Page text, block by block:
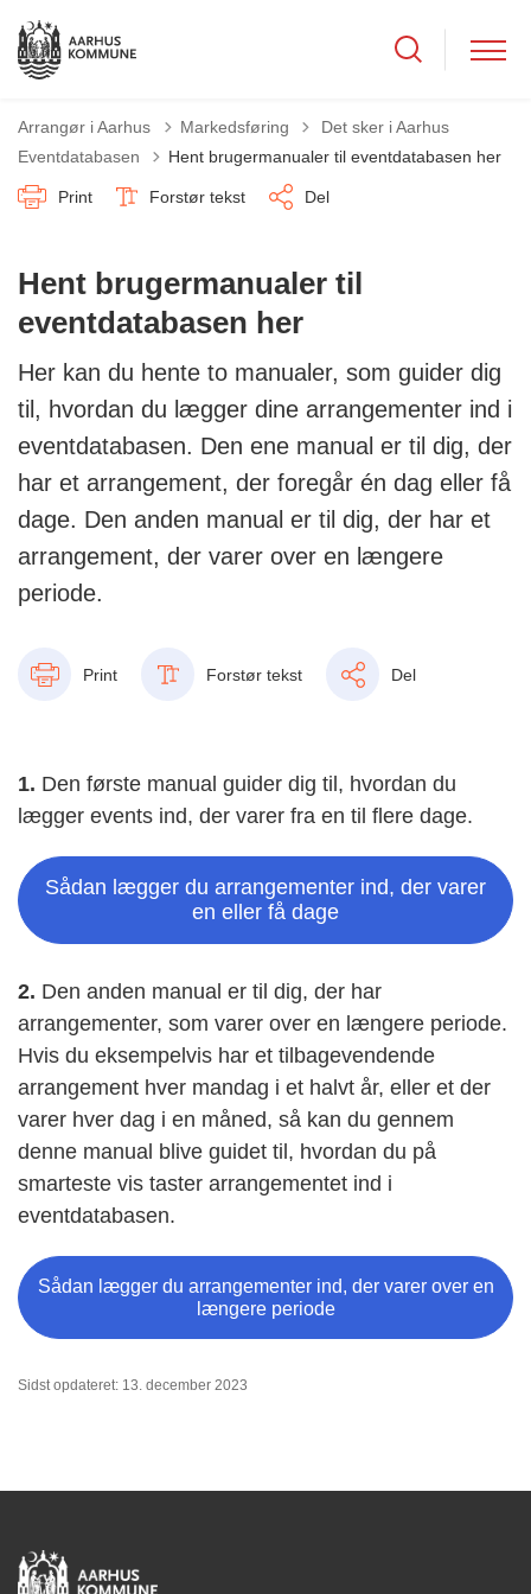
Arrangør i Aarhus Markedsføring Tilbage til
Det sker i Aarhus
Eventdatabasen
Hent brugermanualer til eventdatabasen her
Print Forstør tekst Del
Hent brugermanualer til
eventdatabasen her
Her kan du hente to manualer, som guider dig
til, hvordan du lægger dine arrangementer ind i
eventdatabasen. Den ene manual er til dig, der
har et arrangement, der foregår én dag eller få
dage. Den anden manual er til dig, der har et
arrangement, der varer over en længere
periode.
Print Forstør tekst Del
1. Den første manual guider dig til, hvordan du
lægger events ind, der varer fra en til flere dage.
Sådan lægger du arrangementer ind, der varer
en eller få dage
2. Den anden manual er til dig, der har
arrangementer, som varer over en længere periode.
Hvis du eksempelvis har et tilbagevendende
arrangement hver mandag i et halvt år, eller et der
varer hver dag i en måned, så kan du gennem
denne manual blive guidet til, hvordan du på
smarteste vis taster arrangementet ind i
eventdatabasen.
Sådan lægger du arrangementer ind, der varer over en
længere periode
Sidst opdateret: 13. december 2023